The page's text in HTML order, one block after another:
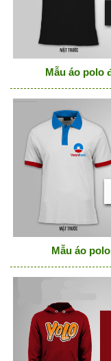
Mẫu áo polo
Mẫu áo